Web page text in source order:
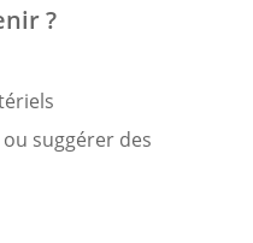
?
suggérer des